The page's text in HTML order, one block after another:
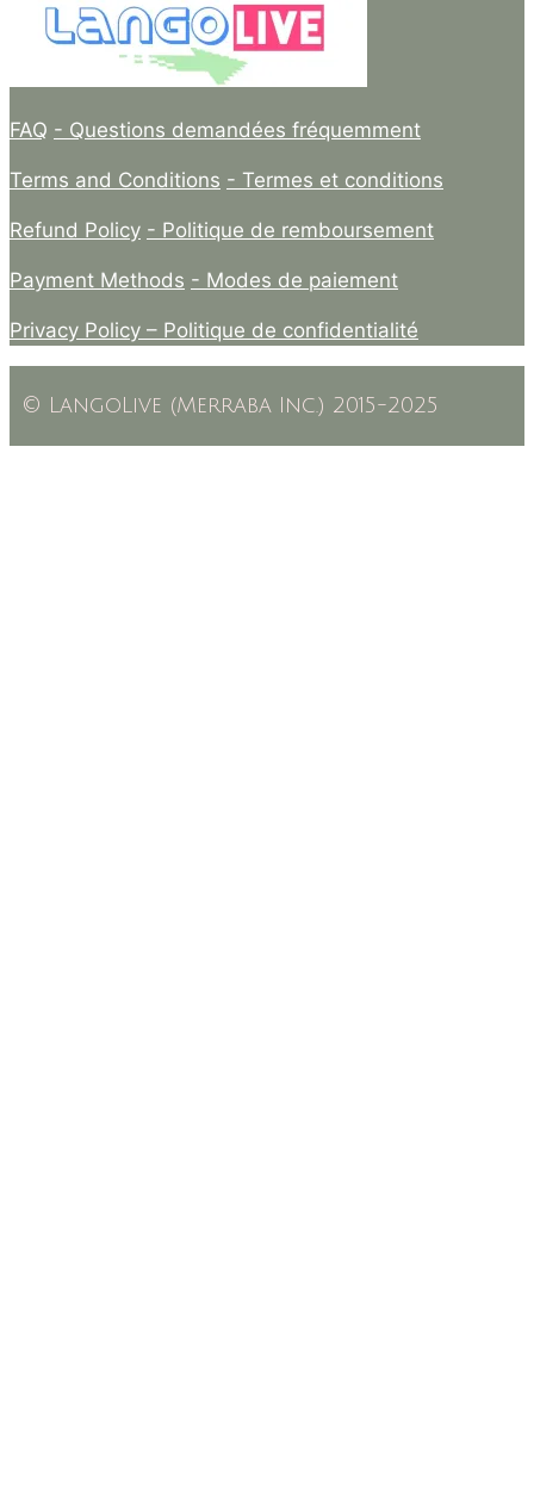
FAQ - Questions demandées fréquemment
Terms and Conditions - Termes et conditions
Refund Policy - Politique de remboursement
Payment Methods - Modes de paiement
Privacy Policy – Politique de confidentialité
© LangoLive (Merraba Inc.) 2015-2025